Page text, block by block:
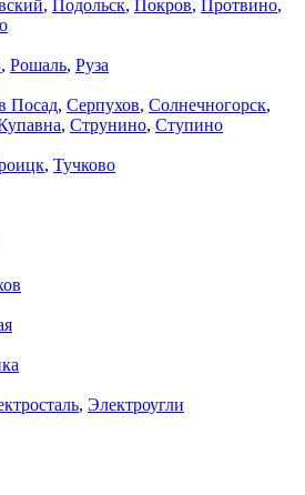
, Подольск, Покров, Протвино,
, Рошаль, Руза
Посад, Серпухов, Солнечногорск,
, Струнино, Ступино
, Тучково
, Электроугли